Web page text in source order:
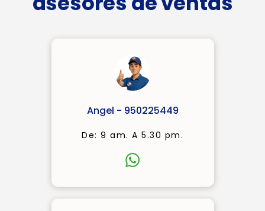
Angel - 950225449
De: 9 am. A 5.30 pm.